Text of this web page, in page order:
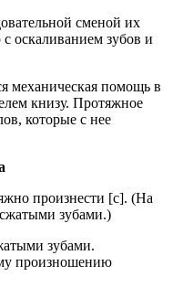
сменой их
оскаливанием зубов и
механическая помощь в
книзу. Протяжное
которые с нее
произнести [с]. (На
зубами.)
зубами.
произношению